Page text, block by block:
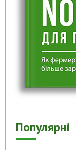
Популярні